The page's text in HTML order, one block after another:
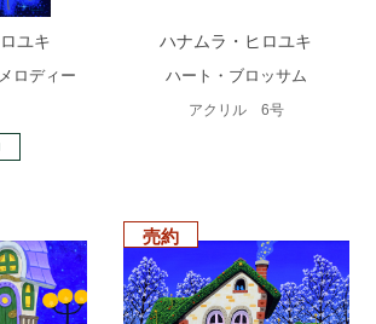
ユキ
ロディー
ハナムラ・ヒロユキ
ハート・ブロッサム
アクリル 6号
売約